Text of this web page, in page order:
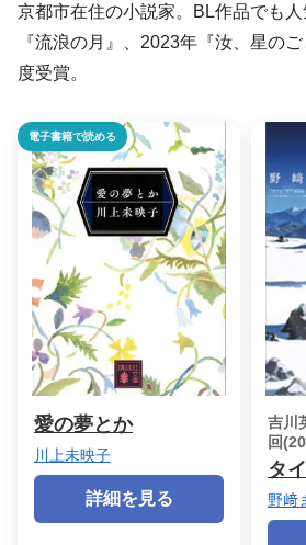
京都市在住の小説家。BL作品でも
『流浪の月』、2023年『汝、星の
度受賞。
電子書籍で読める
愛の夢とか
川上未映子
詳細を見る
吉川
回
タ
野﨑